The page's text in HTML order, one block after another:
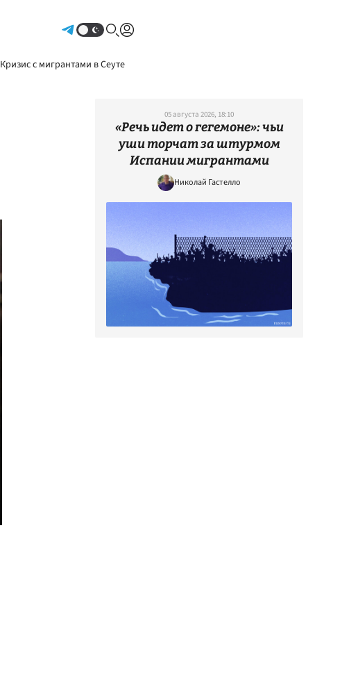
Кризис с мигрантами в Сеуте
05 августа 2026, 18:10
«Речь идет о гегемоне»: чьи
уши торчат за штурмом
Испании мигрантами
Николай Гастелло